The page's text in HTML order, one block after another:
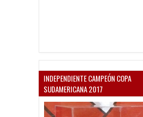
INDEPENDIENTE CAMPEÓN COPA
SUDAMERICANA 2017